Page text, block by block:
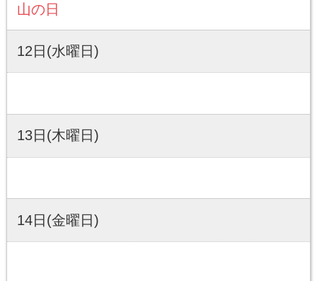
山の日
12日(水曜日)
13日(木曜日)
14日(金曜日)